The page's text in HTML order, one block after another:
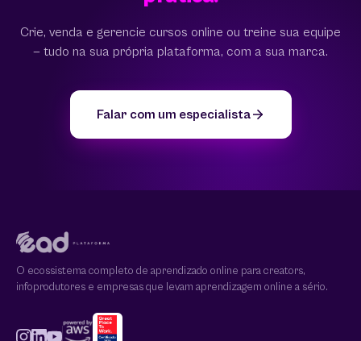
Crie, venda e gerencie cursos online ou treine sua equipe
— tudo na sua própria plataforma, com a sua marca.
Falar com um especialista
O ecossistema completo de aprendizado online para creators,
infoprodutores e empresas que levam aprendizagem online a sério.